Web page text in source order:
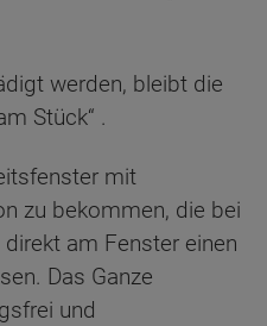
werden, bleibt die
Stück“ .
mit
zu bekommen, die bei
am Fenster einen
Das Ganze
und